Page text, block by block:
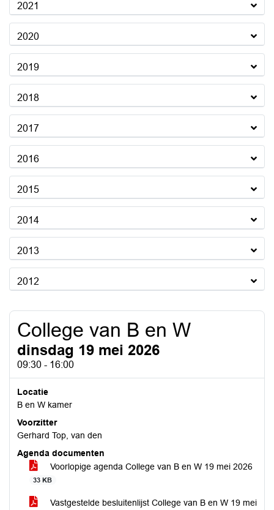
2021
2020
2019
2018
2017
2016
2015
2014
2013
2012
College van B en W
dinsdag 19 mei 2026
09:30 - 16:00
Locatie
B en W kamer
Voorzitter
Gerhard Top, van den
Agenda documenten
Voorlopige agenda College van B en W 19 mei 2026
33 KB
Vastgestelde besluitenlijst College van B en W 19 mei